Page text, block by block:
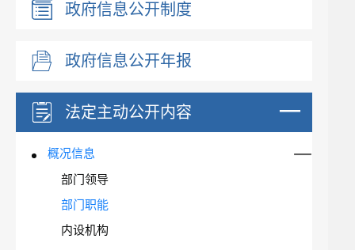
政府信息公开制度
政府信息公开年报
法定主动公开内容
概况信息
部门领导
部门职能
内设机构